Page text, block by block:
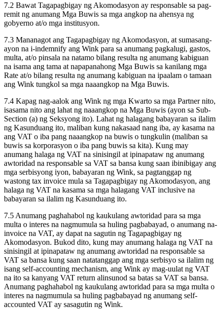
7.2 Bawat Tagapagbigay ng Akomodasyon ay responsable sa pag-
remit ng anumang Mga Buwis sa mga angkop na ahensya ng
gobyerno at/o mga institusyon.
7.3 Mananagot ang Tagapagbigay ng Akomodasyon, at sumasang-
ayon na i-indemnify ang Wink para sa anumang pagkalugi, gastos,
multa, at/o pinsala na natamo bilang resulta ng anumang kabiguan
na isama ang tama at napapanahong Mga Buwis sa kanilang mga
Rate at/o bilang resulta ng anumang kabiguan na ipaalam o tamaan
ang Wink tungkol sa mga naaangkop na Mga Buwis.
7.4 Kapag nag-aalok ang Wink ng mga Kwarto sa mga Partner nito,
isasama nito ang lahat ng naaangkop na Mga Buwis (ayon sa Sub-
Section (a) ng Seksyong ito). Lahat ng halagang babayaran sa ilalim
ng Kasunduang ito, maliban kung nakasaad nang iba, ay kasama na
ang VAT o iba pang naaangkop na buwis o tungkulin (maliban sa
buwis sa korporasyon o iba pang buwis sa kita). Kung may
anumang halaga ng VAT na sinisingil at ipinapataw ng anumang
awtoridad na responsable sa VAT sa bansa kung saan ibinibigay ang
mga serbisyong iyon, babayaran ng Wink, sa pagtanggap ng
wastong tax invoice mula sa Tagapagbigay ng Akomodasyon, ang
halaga ng VAT na kasama sa mga halagang VAT inclusive na
babayaran sa ilalim ng Kasunduang ito.
7.5 Anumang paghahabol ng kaukulang awtoridad para sa mga
multa o interes na nagmumula sa huling pagbabayad, o anumang na-
invoice na VAT, ay dapat na sagutin ng Tagapagbigay ng
Akomodasyon. Bukod dito, kung may anumang halaga ng VAT na
sinisingil at ipinapataw ng anumang awtoridad na responsable sa
VAT sa bansa kung saan natatanggap ang mga serbisyo sa ilalim ng
isang self-accounting mechanism, ang Wink ay mag-uulat ng VAT
na ito sa kanyang VAT return alinsunod sa batas sa VAT sa bansa.
Anumang paghahabol ng kaukulang awtoridad para sa mga multa o
interes na nagmumula sa huling pagbabayad ng anumang self-
accounted VAT ay sasagutin ng Wink.